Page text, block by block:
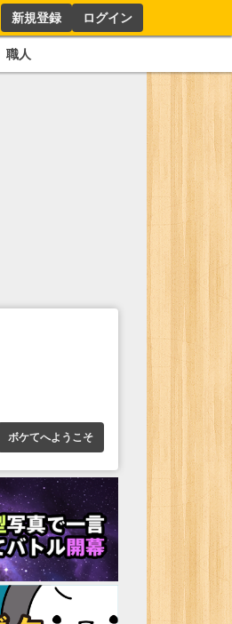
新規登録 ログイン
職人
ボケてへようこそ